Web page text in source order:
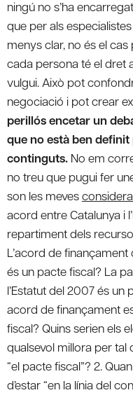
ningú no s’ha
que per als
menys clar, no és el
cada persona té el dret
vulgui. Això pot
negociació i pot crear
perillós encetar un
que no està ben
continguts. No em
no treu que pugui fer
son les meves
acord entre Catalunya i
repartiment dels
L’acord de
és un pacte fiscal? La
l’Estatut del 2007 és un
acord de finançament
fiscal? Quins serien els
qualsevol millora per tal
“el pacte fiscal”? 2.
d’estar “en la línia del